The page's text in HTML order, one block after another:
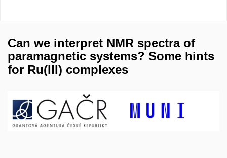
Can we interpret NMR spectra of
paramagnetic systems? Some hints
for Ru(III) complexes